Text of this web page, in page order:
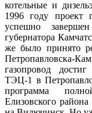
котельные и
1996 году проект
успешно
губернатора
же было принято
Петропавловска-
газопровод
ТЭЦ-1 в
программа
Елизовского